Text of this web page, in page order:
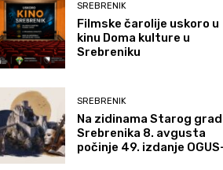
SREBRENIK
Filmske čarolije uskoro u
kinu Doma kulture u
Srebreniku
SREBRENIK
Na zidinama Starog
Srebrenika 8. avgusta
počinje 49. izdanje